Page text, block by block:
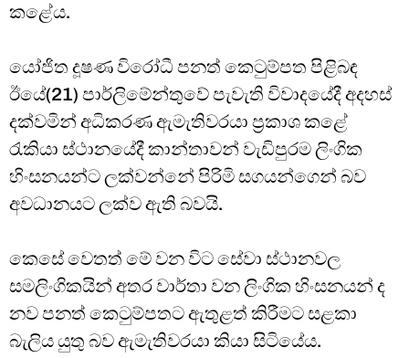
කළේය.
යෝජිත දූෂණ විරෝධී පනත් කෙටුම්පත පිළිබඳ
ඊයේ(21) පාර්ලිමේන්තුවේ පැවැති විවාදයේදී අදහස්
දක්වමින් අධිකරණ ඇමැතිවරයා ප්‍රකාශ කළේ
රැකියා ස්ථානයේදී කාන්තාවන් වැඩිපුරම ලිංගික
හිංසනයන්ට ලක්වන්නේ පිරිමි සගයන්ගෙන් බව
අවධානයට ලක්ව ඇති බවයි.
කෙසේ වෙතත් මේ වන විට සේවා ස්ථානවල
සමලිංගිකයින් අතර වාර්තා වන ලිංගික හිංසනයන් ද
නව පනත් කෙටුම්පතට ඇතුළත් කිරීමට සළකා
බැලිය යුතු බව ඇමැතිවරයා කියා සිටියේය.